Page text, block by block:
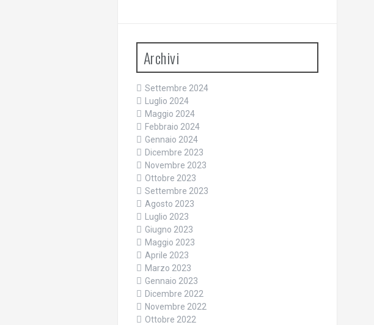
Archivi
Settembre 2024
Luglio 2024
Maggio 2024
Febbraio 2024
Gennaio 2024
Dicembre 2023
Novembre 2023
Ottobre 2023
Settembre 2023
Agosto 2023
Luglio 2023
Giugno 2023
Maggio 2023
Aprile 2023
Marzo 2023
Gennaio 2023
Dicembre 2022
Novembre 2022
Ottobre 2022